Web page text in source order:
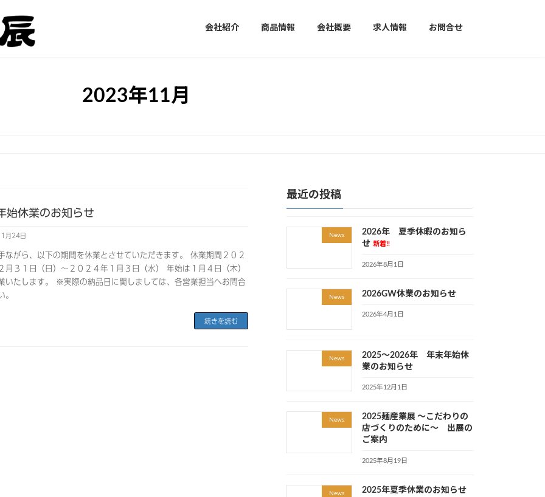
会社紹介 商品情報 会社概要 求人情報 お問合せ
2023年11月
始休業のお知らせ
月24日
ながら、以下の期間を休業とさせていただきます。 休業期間２０２
月３１日（日）～２０２４年１月３日（水） 年始は１月４日（木）
いたします。 ※実際の納品日に関しましては、各営業担当へお問合
。
続きを読む
最近の投稿
News
2026年 夏季休暇のお知ら
せ 新着!!
2026年8月1日
News 2026GW休業のお知らせ
2026年4月1日
News
2025～2026年 年末年始休
業のお知らせ
2025年12月1日
News
2025麺産業展 ～こだわりの
店づくりのために～ 出展の
ご案内
2025年8月19日
News 2025年夏季休業のお知らせ